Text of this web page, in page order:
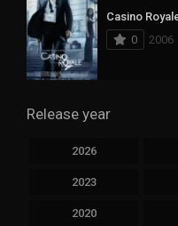
Casino
0
2006
Release year
2026
2023
2020